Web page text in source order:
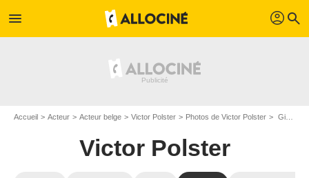
menu profil search
Accueil Acteur Acteur belge Victor Polster Photos de Victor Polster Girl : Photo Victor Polster
Victor Polster